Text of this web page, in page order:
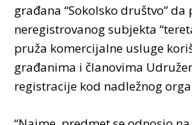
građana “Sokolsko društvo” da
neregistrovanog subjekta
pruža komercijalne usluge
građanima i članovima
registracije kod nadležnog